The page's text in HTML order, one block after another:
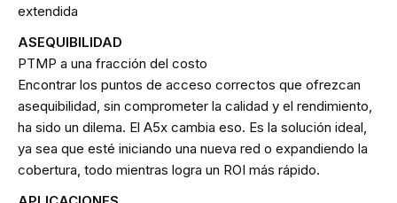
extendida
ASEQUIBILIDAD
PTMP a una fracción del costo
Encontrar los puntos de acceso correctos que ofrezcan
asequibilidad, sin comprometer la calidad y el rendimiento,
ha sido un dilema. El A5x cambia eso. Es la solución ideal,
ya sea que esté iniciando una nueva red o expandiendo la
cobertura, todo mientras logra un ROI más rápido.